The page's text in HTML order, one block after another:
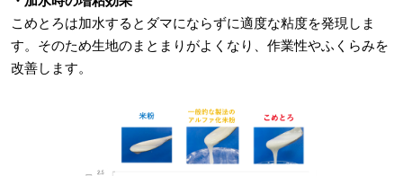
こめとろは加水するとダマにならずに適度な粘度を発現しま
す。そのため生地のまとまりがよくなり、作業性やふくらみを
改善します。